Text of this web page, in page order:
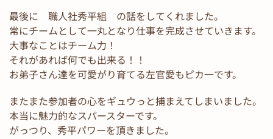
最後に 職人社秀平組 の話をしてくれました。
常にチームとして一丸となり仕事を完成させていきます。
大事なことはチーム力！
それがあれば何でも出来る！！
お弟子さん達を可愛がり育てる左官愛もピカ一です。
またまた参加者の心をギュウっと捕まえてしまいました。
本当に魅力的なスパースターです。
がっつり、秀平パワーを頂きました。